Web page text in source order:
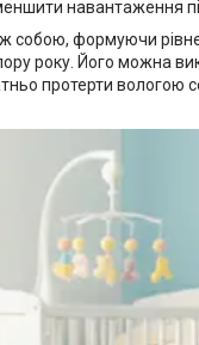
навантаження
собою, формуючи
року. Його можна
протерти вологою